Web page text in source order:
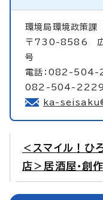
環境局環境政策課
〒730-8586 広
号
電話：082-504-
082-504-2229
ka-
＜スマイル！ひ
店＞居酒屋・創